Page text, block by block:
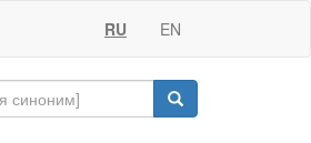
RU EN